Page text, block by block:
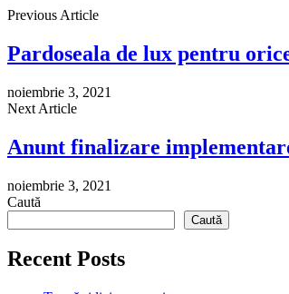
Previous Article
Pardoseala de lux pentru
noiembrie 3, 2021
Next Article
Anunt finalizare
noiembrie 3, 2021
Caută
Caută
Recent Posts